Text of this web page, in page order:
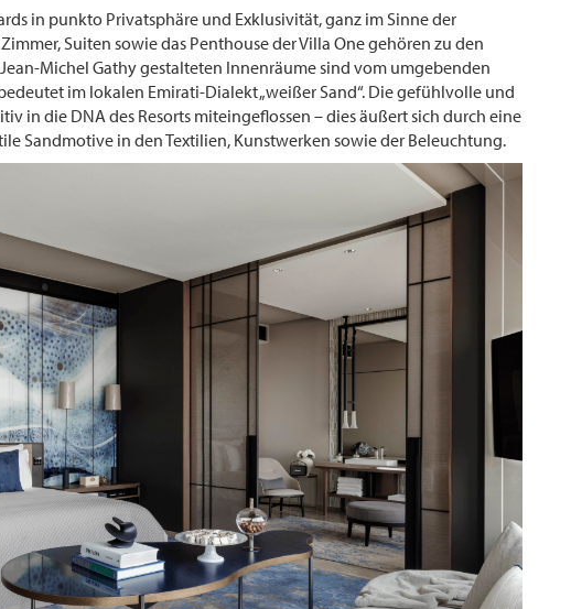
in punkto Privatsphäre und Exklusivität, ganz im Sinne der
Suiten sowie das Penthouse der Villa One gehören zu den
Michel Gathy gestalteten Innenräume sind vom umgebenden
im lokalen Emirati-Dialekt „weißer Sand“. Die gefühlvolle und
in die DNA des Resorts miteingeflossen – dies äußert sich durch eine
Sandmotive in den Textilien, Kunstwerken sowie der Beleuchtung.